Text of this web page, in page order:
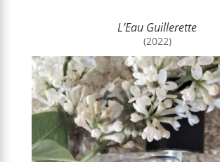
L’Eau Guillerette
(2022)